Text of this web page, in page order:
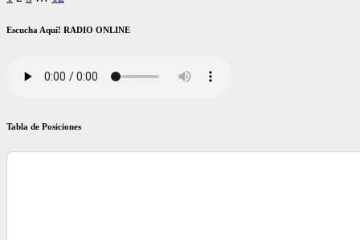
de
Escucha Aquí! RADIO ONLINE
Tabla de Posiciones